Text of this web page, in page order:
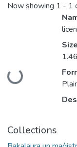
Now showing 1 - 1
Loading...
Collections